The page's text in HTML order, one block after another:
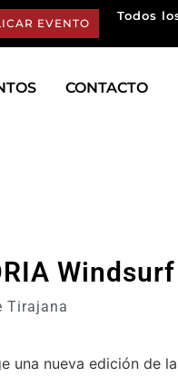
EVENTO
Todos
CONTACTO
Tirajana
una nueva edición de